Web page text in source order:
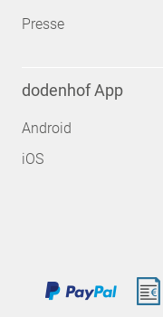
Presse
dodenhof App
Android
iOS